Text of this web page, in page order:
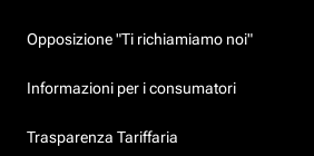
Opposizione "Ti richiamiamo noi"
Informazioni per i consumatori
Trasparenza Tariffaria